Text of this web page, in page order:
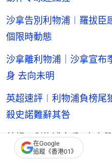
沙拿告別利物浦︱羅拔
個限時動態
沙拿離利物浦｜沙拿宣布
身 去向未明
英超速評︱利物浦負榜
殺史諾難辭其咎
英超︱利物浦今季8次末
告隊友盡快醒來
在Google
追蹤《香港01》